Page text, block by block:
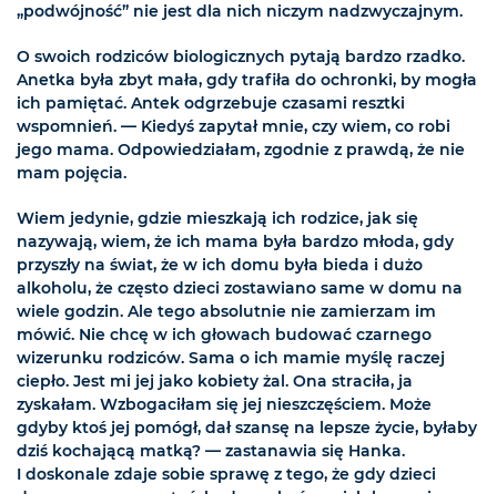
„podwójność” nie jest dla nich niczym nadzwyczajnym.
O swoich rodziców biologicznych pytają bardzo rzadko.
Anetka była zbyt mała, gdy trafiła do ochronki, by mogła
ich pamiętać. Antek odgrzebuje czasami resztki
wspomnień. — Kiedyś zapytał mnie, czy wiem, co robi
jego mama. Odpowiedziałam, zgodnie z prawdą, że nie
mam pojęcia.
Wiem jedynie, gdzie mieszkają ich rodzice, jak się
nazywają, wiem, że ich mama była bardzo młoda, gdy
przyszły na świat, że w ich domu była bieda i dużo
alkoholu, że często dzieci zostawiano same w domu na
wiele godzin. Ale tego absolutnie nie zamierzam im
mówić. Nie chcę w ich głowach budować czarnego
wizerunku rodziców. Sama o ich mamie myślę raczej
ciepło. Jest mi jej jako kobiety żal. Ona straciła, ja
zyskałam. Wzbogaciłam się jej nieszczęściem. Może
gdyby ktoś jej pomógł, dał szansę na lepsze życie, byłaby
dziś kochającą matką? — zastanawia się Hanka.
I doskonale zdaje sobie sprawę z tego, że gdy dzieci